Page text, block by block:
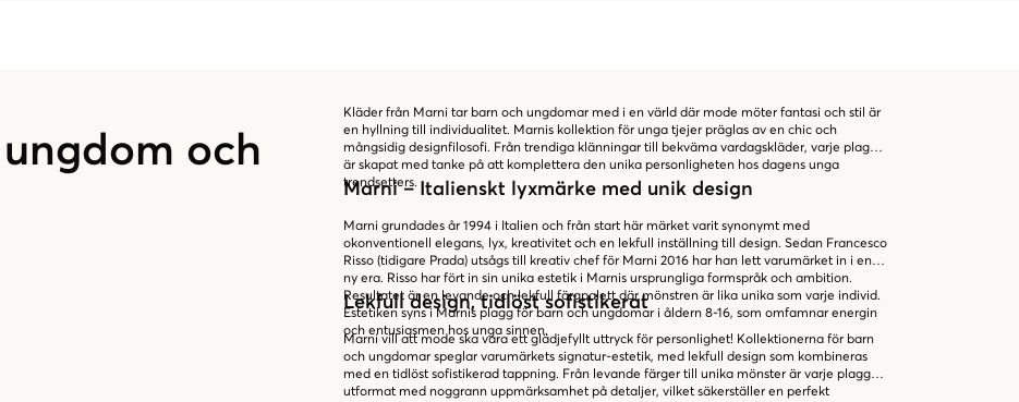
och
Kläder från Marni tar barn och ungdomar med i en värld där mode möter fantasi och stil är
en hyllning till individualitet. Marnis kollektion för unga tjejer präglas av en chic och
mångsidig designfilosofi. Från trendiga klänningar till bekväma vardagskläder, varje plagg
är skapat med tanke på att komplettera den unika personligheten hos dagens unga
trendsetters.
Marni – Italienskt lyxmärke med unik design
Marni grundades år 1994 i Italien och från start här märket varit synonymt med
okonventionell elegans, lyx, kreativitet och en lekfull inställning till design. Sedan Francesco
Risso (tidigare Prada) utsågs till kreativ chef för Marni 2016 har han lett varumärket in i en
ny era. Risso har fört in sin unika estetik i Marnis ursprungliga formspråk och ambition.
Resultatet är en levande och lekfull färgpalett där mönstren är lika unika som varje individ.
Estetiken syns i Marnis plagg för barn och ungdomar i åldern 8-16, som omfamnar energin
och entusiasmen hos unga sinnen.
Lekfull design, tidlöst sofistikerat
Marni vill att mode ska vara ett glädjefyllt uttryck för personlighet! Kollektionerna för barn
och ungdomar speglar varumärkets signatur-estetik, med lekfull design som kombineras
med en tidlöst sofistikerad tappning. Från levande färger till unika mönster är varje plagg
utformat med noggrann uppmärksamhet på detaljer, vilket säkerställer en perfekt